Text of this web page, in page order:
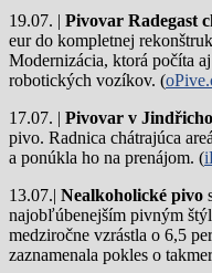
19.07. | Pivovar Radegast
eur do kompletnej
Modernizácia, ktorá počíta
robotických vozíkov. (
17.07. | Pivovar v
pivo. Radnica chátrajúca
a ponúkla ho na prenájom. (
13.07.| Nealkoholické pivo
najobľúbenejším pivným
medziročne vzrástla o 6,5
zaznamenala pokles o